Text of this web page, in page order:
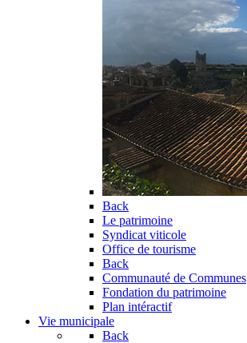
Back
Le patrimoine
Syndicat viticole
Office de tourisme
Back
Communauté de Communes
Fondation du patrimoine
Plan intéractif
Vie municipale
Back